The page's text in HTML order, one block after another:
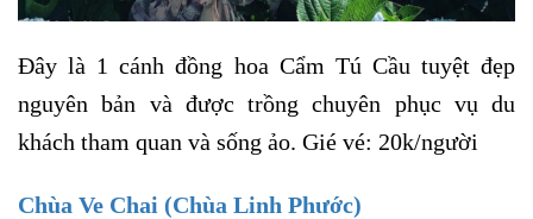
Đây là 1 cánh đồng hoa Cẩm Tú Cầu tuyệt đẹp
nguyên bản và được trồng chuyên phục vụ du
khách tham quan và sống ảo. Gié vé: 20k/người
Chùa Ve Chai (Chùa Linh Phước)